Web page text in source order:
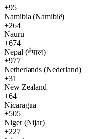
+95
Namibia (Namibië)
+264
Nauru
+674
Nepal (नेपाल)
+977
Netherlands (Nederland)
+31
New Zealand
+64
Nicaragua
+505
Niger (Nijar)
+227